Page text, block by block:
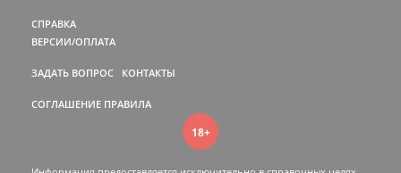
СПРАВКА
ВЕРСИИ/ОПЛАТА
ЗАДАТЬ ВОПРОС КОНТАКТЫ
СОГЛАШЕНИЕ ПРАВИЛА
18+